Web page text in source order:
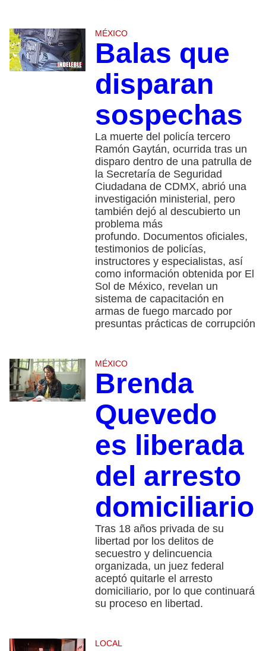
MÉXICO
Balas que
disparan
sospechas
La muerte del policía tercero
Ramón Gaytán, ocurrida tras un
disparo dentro de una patrulla de
la Secretaría de Seguridad
Ciudadana de CDMX, abrió una
investigación ministerial, pero
también dejó al descubierto un
problema más
profundo. Documentos oficiales,
testimonios de policías,
instructores y especialistas, así
como información obtenida por El
Sol de México, revelan un
sistema de capacitación en
armas de fuego marcado por
presuntas prácticas de corrupción
MÉXICO
Brenda
Quevedo
es liberada
del arresto
domiciliario
Tras 18 años privada de su
libertad por los delitos de
secuestro y delincuencia
organizada, un juez federal
aceptó quitarle el arresto
domiciliario, por lo que continuará
su proceso en libertad.
LOCAL